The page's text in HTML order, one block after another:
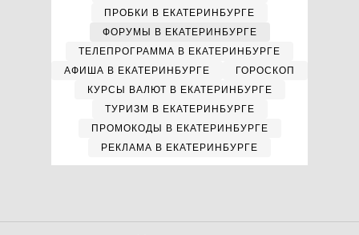
ПРОБКИ В ЕКАТЕРИНБУРГЕ
ФОРУМЫ В ЕКАТЕРИНБУРГЕ
ТЕЛЕПРОГРАММА В ЕКАТЕРИНБУРГЕ
АФИША В ЕКАТЕРИНБУРГЕ
ГОРОСКОП
КУРСЫ ВАЛЮТ В ЕКАТЕРИНБУРГЕ
ТУРИЗМ В ЕКАТЕРИНБУРГЕ
ПРОМОКОДЫ В ЕКАТЕРИНБУРГЕ
РЕКЛАМА В ЕКАТЕРИНБУРГЕ